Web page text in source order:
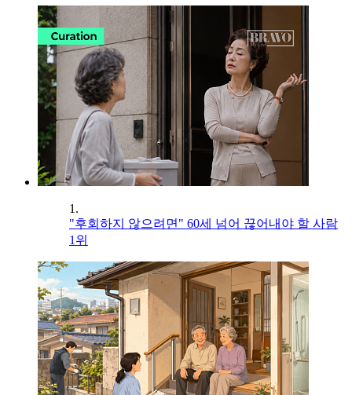
1.
"후회하지 않으려면" 60세 넘어 끊어내야 할 사람
1위